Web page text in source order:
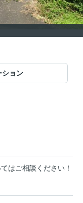
ション
はご相談ください！